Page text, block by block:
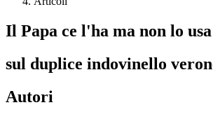
Il Papa ce l'ha ma non lo
sul duplice indovinello
Autori